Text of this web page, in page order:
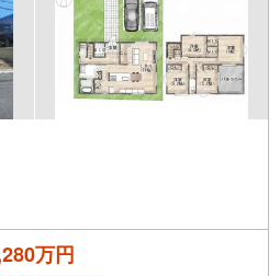
テラス」まで徒歩約22分
大亀谷店」まで徒歩約18分
」まで徒歩約14分
約12分
更可能です
品のストックに便利です
余裕がありますね
万円